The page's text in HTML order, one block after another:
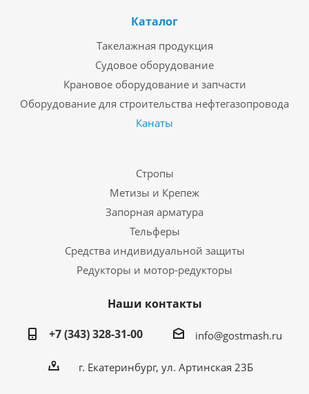
Каталог
Такелажная продукция
Судовое оборудование
Крановое оборудование и запчасти
Оборудование для строительства нефтегазопровода
Канаты
Стропы
Метизы и Крепеж
Запорная арматура
Тельферы
Средства индивидуальной защиты
Редукторы и мотор-редукторы
Наши контакты
+7 (343) 328-31-00
info@gostmash.ru
г. Екатеринбург, ул. Артинская 23Б